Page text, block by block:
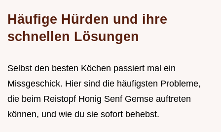
Häufige Hürden und ihre
schnellen Lösungen
Selbst den besten Köchen passiert mal ein
Missgeschick. Hier sind die häufigsten Probleme,
die beim Reistopf Honig Senf Gemse auftreten
können, und wie du sie sofort behebst.